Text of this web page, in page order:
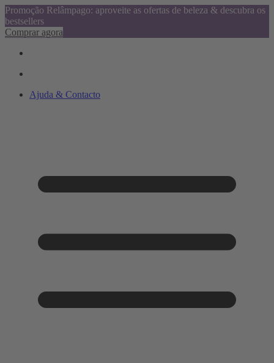
Promoção Relâmpago: aproveite as ofertas de beleza & descubra os
bestsellers
Comprar agora
Ajuda & Contacto